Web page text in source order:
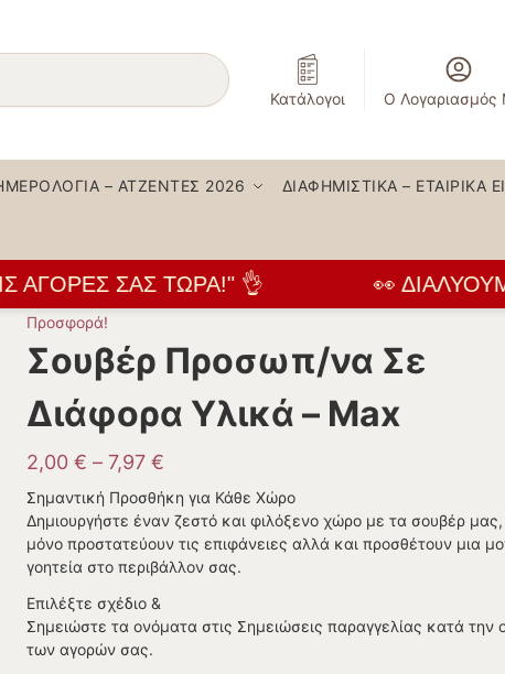
Αναζήτηση
Κατάλογοι Ο Λογαριασμός
– ΑΤΖΈΝΤΕΣ 2026 ΔΙΑΦΗΜΙΣΤΙΚΆ – ΕΤΑΙΡΙΚΆ
ΣΑΣ ΤΏΡΑ!" 👌 👀
Προσφορά!
Σουβέρ Προσωπ/να Σε
Διάφορα Υλικά – Max
2,00 € – 7,97 €
Σημαντική Προσθήκη για Κάθε Χώρο
Δημιουργήστε έναν ζεστό και φιλόξενο χώρο με τα σουβέρ μας,
μόνο προστατεύουν τις επιφάνειες αλλά και προσθέτουν μια
γοητεία στο περιβάλλον σας.
Επιλέξτε σχέδιο &
Σημειώστε τα ονόματα στις Σημειώσεις παραγγελίας κατά την
των αγορών σας.